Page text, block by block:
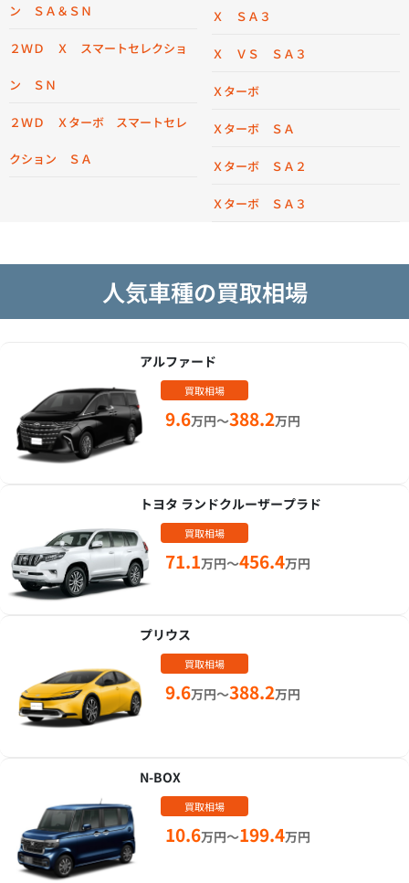
ン ＳＡ＆ＳＮ
２ＷＤ Ｘ スマートセレクショ
ン ＳＮ
２ＷＤ Ｘターボ スマートセレ
クション ＳＡ
Ｘ ＳＡ３
Ｘ ＶＳ ＳＡ３
Ｘターボ
Ｘターボ ＳＡ
Ｘターボ ＳＡ２
Ｘターボ ＳＡ３
人気車種の買取相場
アルファード
買取相場
9.6万円～388.2万円
トヨタ ランドクルーザープラド
買取相場
71.1万円～456.4万円
プリウス
買取相場
9.6万円～388.2万円
N-BOX
買取相場
10.6万円～199.4万円